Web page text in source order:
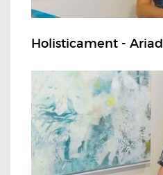
Holisticament -